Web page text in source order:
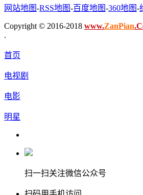
网站地图-RSS地图-百度地图-360地图-
Copyright © 2016-2018 www.ZanPian
.
首页
电视剧
电影
明星
扫一扫关注微信公众号